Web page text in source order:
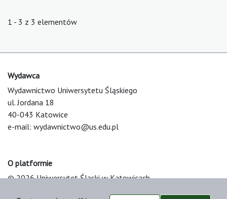
1 - 3 z 3 elementów
Wydawca
Wydawnictwo Uniwersytetu Śląskiego
ul. Jordana 18
40-043 Katowice
e-mail: wydawnictwo@us.edu.pl
O platformie
© 2026 Uniwersytet Śląski w Katowicach